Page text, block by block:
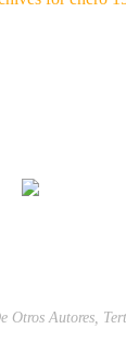
Otros Autores,